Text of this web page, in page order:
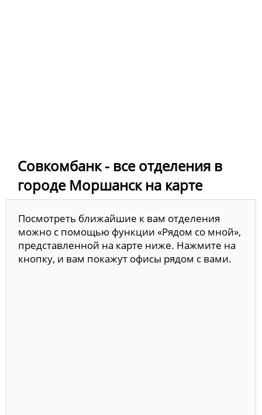
Совкомбанк - все отделения в
городе Моршанск на карте
Посмотреть ближайшие к вам отделения
можно с помощью функции «Рядом со мной»,
представленной на карте ниже. Нажмите на
кнопку, и вам покажут офисы рядом с вами.